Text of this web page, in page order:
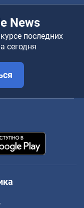
News
последних
сегодня